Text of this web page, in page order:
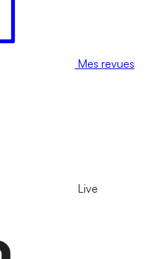
Mes revues
Live